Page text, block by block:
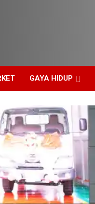
GAYA HIDUP